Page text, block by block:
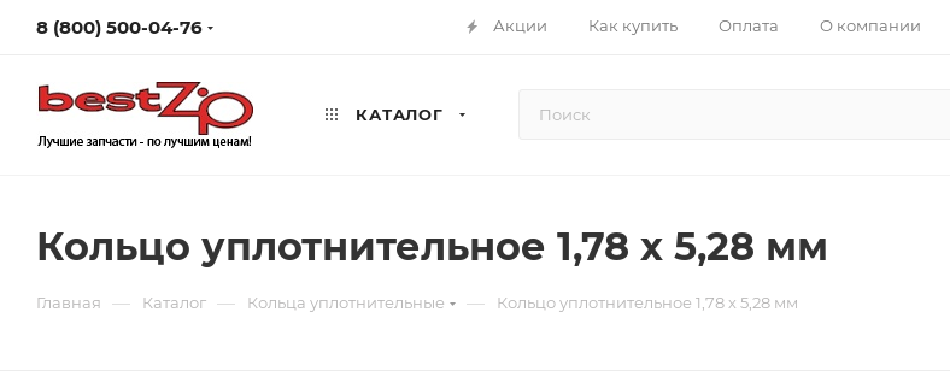
8 (800) 500-04-76 Акции Как купить Оплата О компании
КАТАЛОГ
Кольцо уплотнительное 1,78 х 5,28 мм
Главная — Каталог — Кольца уплотнительные — Кольцо уплотнительное 1,78 х 5,28 мм